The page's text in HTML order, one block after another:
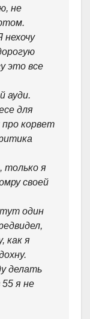
не
это все
ауди.
для
корвет
только я
своей
один
как я
делать
я не